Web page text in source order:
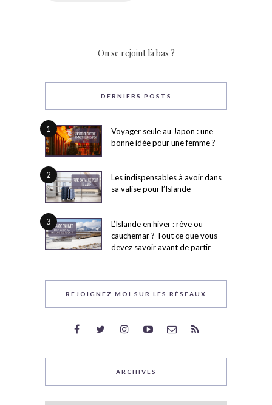
On se rejoint là bas ?
DERNIERS POSTS
1
Voyager seule au Japon : une
bonne idée pour une femme ?
2
Les indispensables à avoir dans
sa valise pour l’Islande
3
L’Islande en hiver : rêve ou
cauchemar ? Tout ce que vous
devez savoir avant de partir
REJOIGNEZ MOI SUR LES RÉSEAUX
ARCHIVES